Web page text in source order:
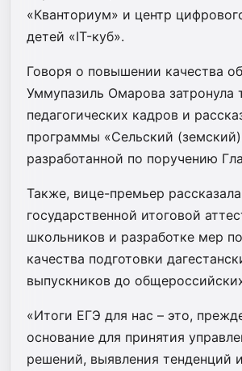
«Кванториум» и центр
детей «IT-куб».
Говоря о повышении качества
Уммупазиль Омарова затронула
педагогических кадров и
программы «Сельский (земский)
разработанной по поручению
Также, вице-премьер рассказала
государственной итоговой
школьников и разработке мер
качества подготовки
выпускников до
«Итоги ЕГЭ для нас – это,
основание для принятия
решений, выявления тенденций